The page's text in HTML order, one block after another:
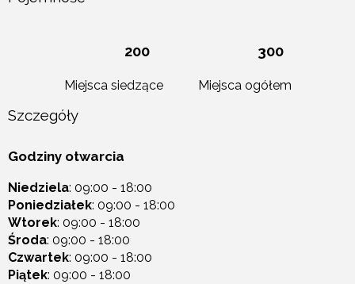
200
Miejsca siedzące
300
Miejsca ogółem
Szczegóły
Godziny otwarcia
Niedziela: 09:00 - 18:00
Poniedziałek: 09:00 - 18:00
Wtorek: 09:00 - 18:00
Środa: 09:00 - 18:00
Czwartek: 09:00 - 18:00
Piątek: 09:00 - 18:00